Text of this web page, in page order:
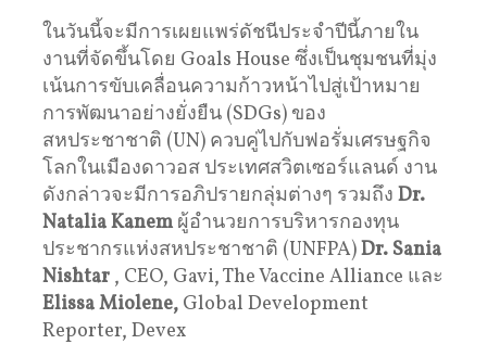
ในวันนี้จะมีการเผยแพร่ดัชนีประจำปีนี้ภายใน
งานที่จัดขึ้นโดย Goals House ซึ่งเป็นชุมชนที่มุ่ง
เน้นการขับเคลื่อนความก้าวหน้าไปสู่เป้าหมาย
การพัฒนาอย่างยั่งยืน (SDGs) ของ
สหประชาชาติ (UN) ควบคู่ไปกับฟอรั่มเศรษฐกิจ
โลกในเมืองดาวอส ประเทศสวิตเซอร์แลนด์ งาน
ดังกล่าวจะมีการอภิปรายกลุ่มต่างๆ รวมถึง Dr.
Natalia Kanem ผู้อำนวยการบริหารกองทุน
ประชากรแห่งสหประชาชาติ (UNFPA)Dr. Sania
Nishtar , CEO, Gavi, The Vaccine Alliance และ
Elissa Miolene, Global Development
Reporter, Devex